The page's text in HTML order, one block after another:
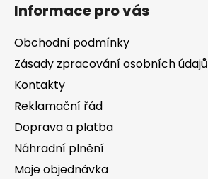
Informace pro vás
Obchodní podmínky
Zásady zpracování osobních údajů
Kontakty
Reklamační řád
Doprava a platba
Náhradní plnění
Moje objednávka